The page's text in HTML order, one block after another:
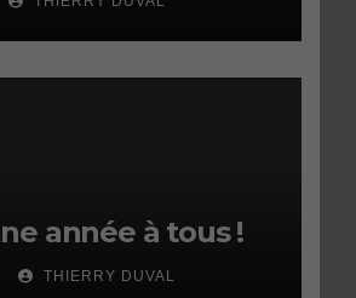
année à tous !
THIERRY DUVAL